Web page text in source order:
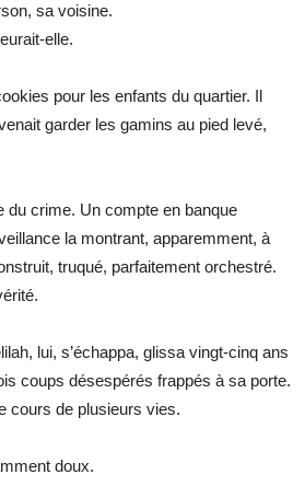
sa voisine.
elle.
pour les enfants du quartier. Il
garder les gamins au pied levé,
du crime. Un compte en banque
la montrant, apparemment, à
truqué, parfaitement orchestré.
lui, s’échappa, glissa vingt-cinq ans
coups désespérés frappés à sa porte.
cours de plusieurs vies.
doux.